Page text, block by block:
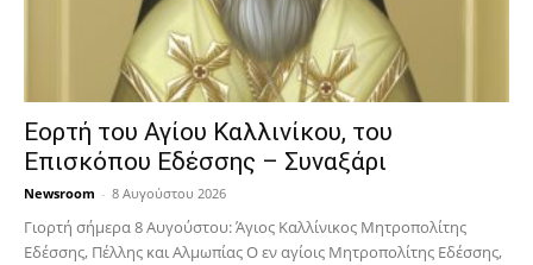
Εορτή του Αγίου Καλλινίκου, του
Επισκόπου Εδέσσης – Συναξάρι
Newsroom - 8 Αυγούστου 2026
Γιορτή σήμερα 8 Αυγούστου: Άγιος Καλλίνικος Μητροπολίτης
Εδέσσης, Πέλλης και Αλμωπίας Ο εν αγίοις Μητροπολίτης Εδέσσης,